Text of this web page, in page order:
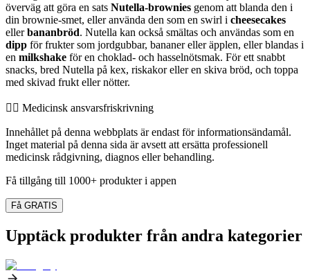
överväg att göra en sats Nutella-brownies genom att blanda den i
din brownie-smet, eller använda den som en swirl i cheesecakes
ellerbananbröd. Nutella kan också smältas och användas som en
dipp för frukter som jordgubbar, bananer eller äpplen, eller blandas i
en milkshake för en choklad- och hasselnötsmak. För ett snabbt
snacks, bred Nutella på kex, riskakor eller en skiva bröd, och toppa
med skivad frukt eller nötter.
👨‍⚕️️ Medicinsk ansvarsfriskrivning
Innehållet på denna webbplats är endast för informationsändamål.
Inget material på denna sida är avsett att ersätta professionell
medicinsk rådgivning, diagnos eller behandling.
Få tillgång till 1000+ produkter i appen
Få GRATIS
Upptäck produkter från andra kategorier